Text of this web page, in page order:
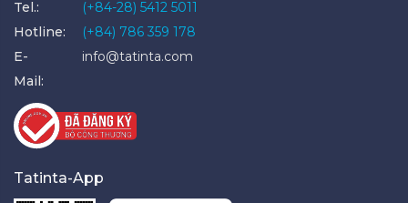
Tel.:
(+84-28) 5412 5011
Hotline:
(+84) 786 359 178
E-
Mail:
info@tatinta.com
Tatinta-App